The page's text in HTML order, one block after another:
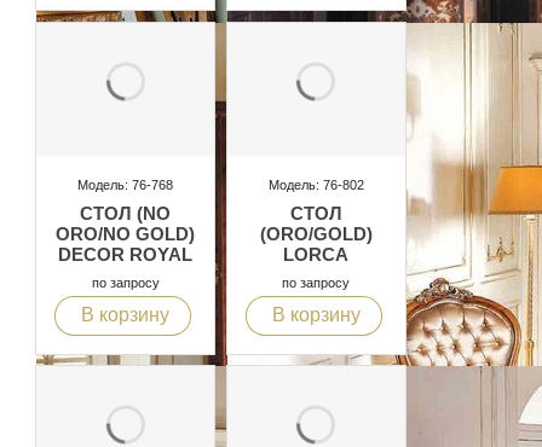
Модель: 76-768
СТОЛ (NO
ORO/NO GOLD)
DECOR ROYAL
по запросу
В корзину
Модель: 76-802
СТОЛ
(ORO/GOLD)
LORCA
по запросу
В корзину